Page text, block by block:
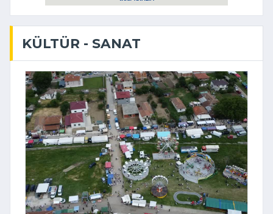
KÜLTÜR - SANAT